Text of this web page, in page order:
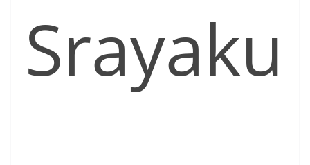
Srayaku